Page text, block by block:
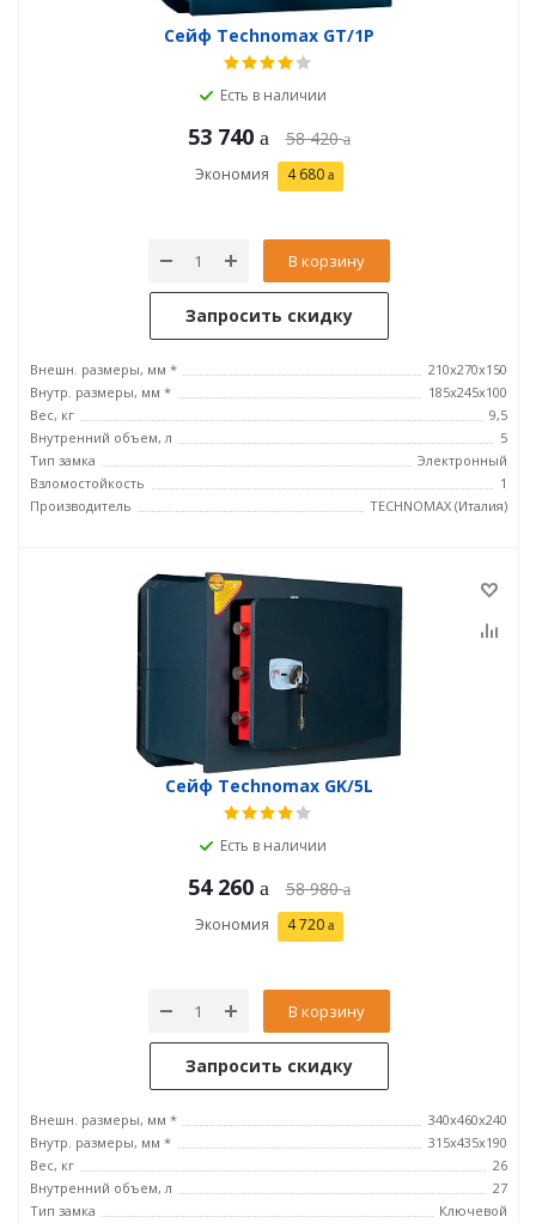
Сейф Technomax GT/1P
Есть в наличии
53 740 58 420
Экономия 4 680
В корзину
Запросить скидку
Внешн. размеры, мм *
210x270x150
Внутр. размеры, мм *
185х245х100
Вес, кг
9,5
Внутренний объем, л
5
Тип замка
Электронный
Взломостойкость
1
Производитель
TECHNOMAX (Италия)
Сейф Technomax GK/5L
Есть в наличии
54 260 58 980
Экономия 4 720
В корзину
Запросить скидку
Внешн. размеры, мм *
340x460x240
Внутр. размеры, мм *
315х435х190
Вес, кг
26
Внутренний объем, л
27
Тип замка
Ключевой